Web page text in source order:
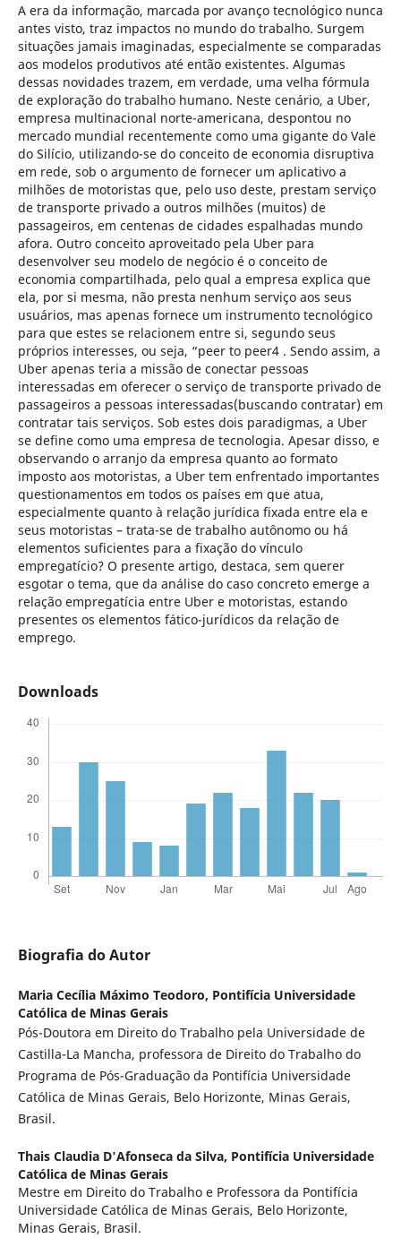
A era da informação, marcada por avanço tecnológico nunca
antes visto, traz impactos no mundo do trabalho. Surgem
situações jamais imaginadas, especialmente se comparadas
aos modelos produtivos até então existentes. Algumas
dessas novidades trazem, em verdade, uma velha fórmula
de exploração do trabalho humano. Neste cenário, a Uber,
empresa multinacional norte-americana, despontou no
mercado mundial recentemente como uma gigante do Vale
do Silício, utilizando-se do conceito de economia disruptiva
em rede, sob o argumento de fornecer um aplicativo a
milhões de motoristas que, pelo uso deste, prestam serviço
de transporte privado a outros milhões (muitos) de
passageiros, em centenas de cidades espalhadas mundo
afora. Outro conceito aproveitado pela Uber para
desenvolver seu modelo de negócio é o conceito de
economia compartilhada, pelo qual a empresa explica que
ela, por si mesma, não presta nenhum serviço aos seus
usuários, mas apenas fornece um instrumento tecnológico
para que estes se relacionem entre si, segundo seus
próprios interesses, ou seja, “peer to peer4 . Sendo assim, a
Uber apenas teria a missão de conectar pessoas
interessadas em oferecer o serviço de transporte privado de
passageiros a pessoas interessadas(buscando contratar) em
contratar tais serviços. Sob estes dois paradigmas, a Uber
se define como uma empresa de tecnologia. Apesar disso, e
observando o arranjo da empresa quanto ao formato
imposto aos motoristas, a Uber tem enfrentado importantes
questionamentos em todos os países em que atua,
especialmente quanto à relação jurídica fixada entre ela e
seus motoristas – trata-se de trabalho autônomo ou há
elementos suficientes para a fixação do vínculo
empregatício? O presente artigo, destaca, sem querer
esgotar o tema, que da análise do caso concreto emerge a
relação empregatícia entre Uber e motoristas, estando
presentes os elementos fático-jurídicos da relação de
emprego.
Downloads
Biografia do Autor
Maria Cecília Máximo Teodoro, Pontifícia Universidade
Católica de Minas Gerais
Pós-Doutora em Direito do Trabalho pela Universidade de
Castilla-La Mancha, professora de Direito do Trabalho do
Programa de Pós-Graduação da Pontifícia Universidade
Católica de Minas Gerais, Belo Horizonte, Minas Gerais,
Brasil.
Thais Claudia D'Afonseca da Silva, Pontifícia Universidade
Católica de Minas Gerais
Mestre em Direito do Trabalho e Professora da Pontifícia
Universidade Católica de Minas Gerais, Belo Horizonte,
Minas Gerais, Brasil.